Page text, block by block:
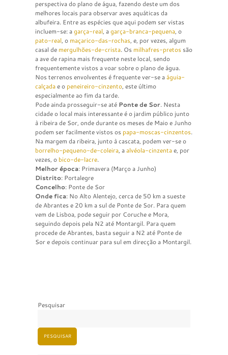
perspectiva do plano de água, fazendo deste um dos
melhores locais para observar aves aquáticas da
albufeira. Entre as espécies que aqui podem ser vistas
incluem-se: agarça-real, agarça-branca-pequena, o
pato-real, o maçarico-das-rochas, e, por vezes, algum
casal de mergulhões-de-crista. Os milhafres-pretos são
a ave de rapina mais frequente neste local, sendo
frequentemente vistos a voar sobre o plano de água.
Nos terrenos envolventes é frequente ver-se aáguia-
calçadae o peneireiro-cinzento, este último
especialmente ao fim da tarde.
Pode ainda prosseguir-se até Ponte de Sor. Nesta
cidade o local mais interessante é o jardim público junto
à ribeira de Sor, onde durante os meses de Maio e Junho
podem ser facilmente vistos os papa-moscas-cinzentos.
Na margem da ribeira, junto à cascata, podem ver-se o
borrelho-pequeno-de-coleira, aalvéola-cinzentae, por
vezes, o bico-de-lacre.
Melhor época: Primavera (Março a Junho)
Distrito: Portalegre
Concelho: Ponte de Sor
Onde fica: No Alto Alentejo, cerca de 50 km a sueste
de Abrantes e 20 km a sul de Ponte de Sor. Para quem
vem de Lisboa, pode seguir por Coruche e Mora,
seguindo depois pela N2 até Montargil. Para quem
procede de Abrantes, basta seguir a N2 até Ponte de
Sor e depois continuar para sul em direcção a Montargil.
Pesquisar
PESQUISAR